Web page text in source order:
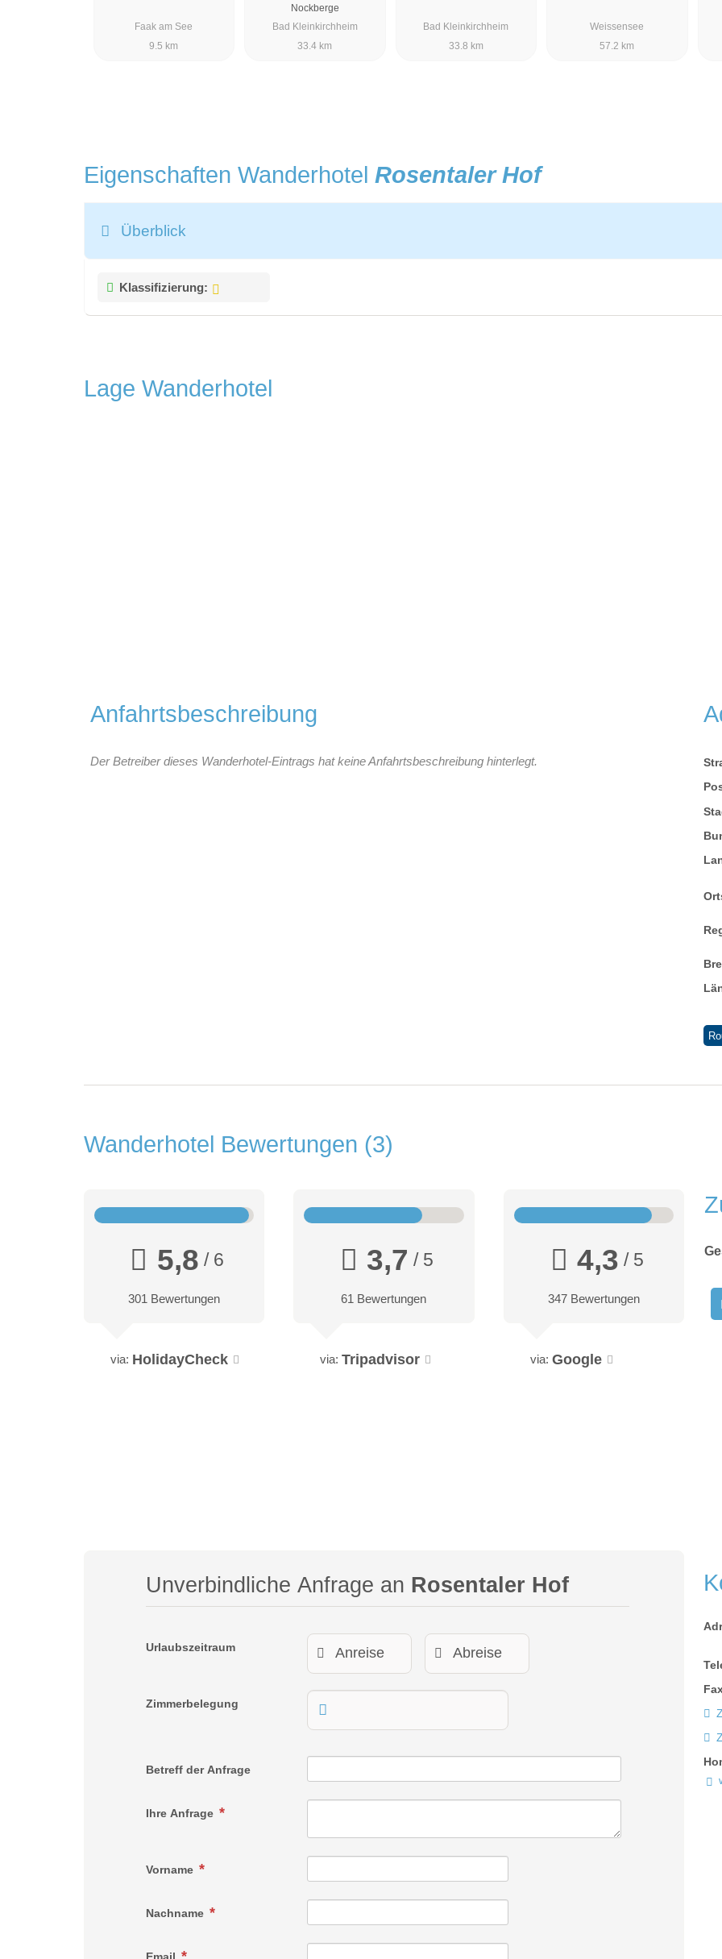
Faak am See
9.5 km
Nockberge
Bad Kleinkirchheim
33.4 km
Bad Kleinkirchheim
33.8 km
Weissensee
57.2 km
Eigenschaften Wanderhotel Rosentaler Hof
Überblick
Klassifizierung:
Lage Wanderhotel
Anfahrtsbeschreibung
Der Betreiber dieses Wanderhotel-Eintrags hat keine Anfahrtsbeschreibung hinterlegt.
Wanderhotel Bewertungen 3
5,8 / 6
301 Bewertungen
via: HolidayCheck
3,7 / 5
61 Bewertungen
via: Tripadvisor
4,3 / 5
347 Bewertungen
via: Google
Unverbindliche Anfrage an Rosentaler Hof
Urlaubszeitraum
Zimmerbelegung
Betreff der Anfrage
Ihre Anfrage
Vorname
Nachname
Email